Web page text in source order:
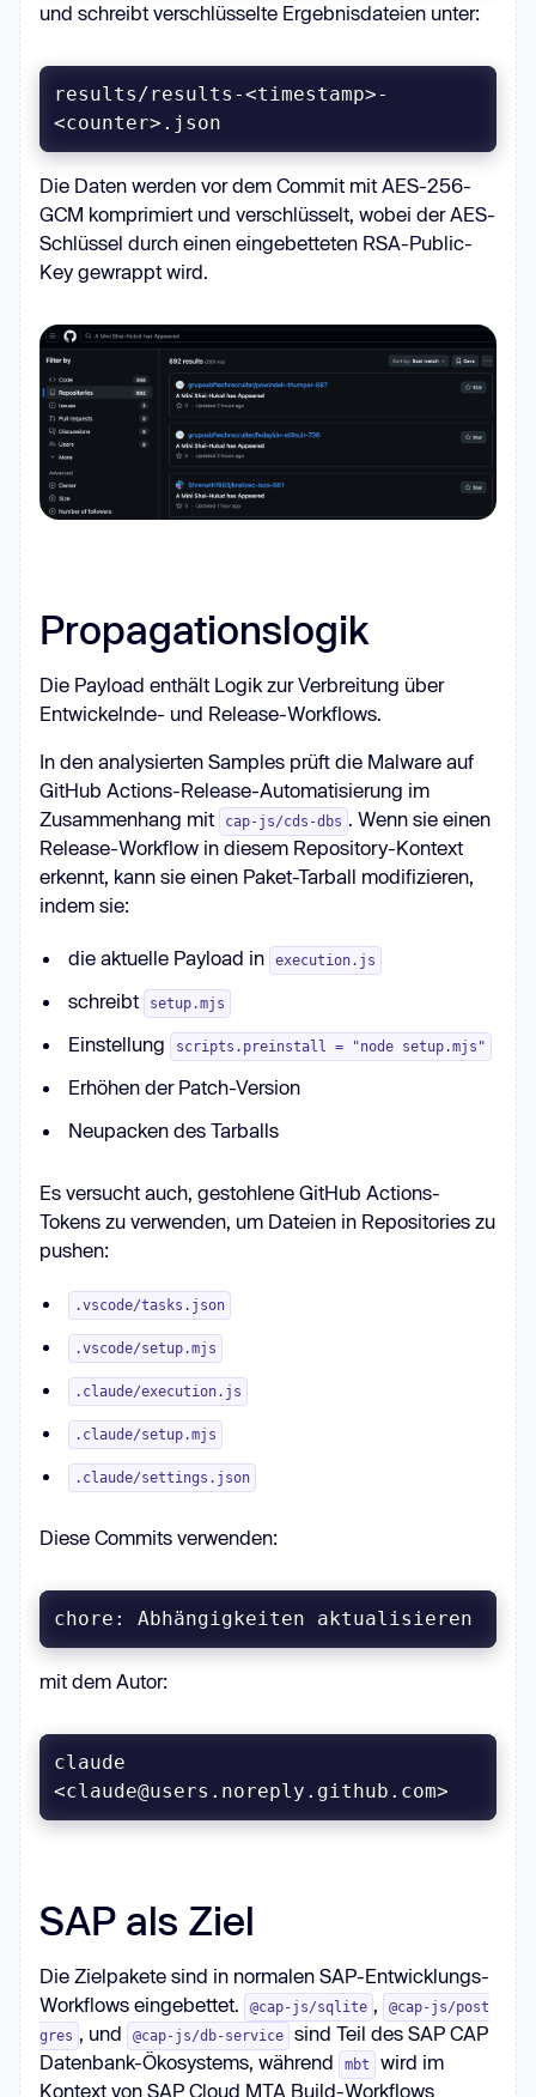
und schreibt verschlüsselte Ergebnisdateien unter:
results/results-<timestamp>-
<counter>.json
Die Daten werden vor dem Commit mit AES-256-
GCM komprimiert und verschlüsselt, wobei der AES-
Schlüssel durch einen eingebetteten RSA-Public-
Key gewrappt wird.
Propagationslogik
Die Payload enthält Logik zur Verbreitung über
Entwickelnde- und Release-Workflows.
In den analysierten Samples prüft die Malware auf
GitHub Actions-Release-Automatisierung im
Zusammenhang mit
cap-js/cds-dbs . Wenn sie einen
Release-Workflow in diesem Repository-Kontext
erkennt, kann sie einen Paket-Tarball modifizieren,
indem sie:
die aktuelle Payload in execution.js
schreibt setup.mjs
Einstellung scripts.preinstall = "node setup.mjs"
Erhöhen der Patch-Version
Neupacken des Tarballs
Es versucht auch, gestohlene GitHub Actions-
Tokens zu verwenden, um Dateien in Repositories zu
pushen:
.vscode/tasks.json
.vscode/setup.mjs
.claude/execution.js
.claude/setup.mjs
.claude/settings.json
Diese Commits verwenden:
chore: Abhängigkeiten aktualisieren
mit dem Autor:
claude
<claude@users.noreply.github.com>
SAP als Ziel
Die Zielpakete sind in normalen SAP-Entwicklungs-
Workflows eingebettet.
@cap-js/sqlite ,
@cap-js/post
gres , und @cap-js/db-service
sind Teil des SAP CAP
Datenbank-Ökosystems, während
mbt
wird im
Kontext von SAP Cloud MTA Build-Workflows